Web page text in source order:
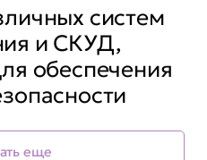
систем
и СКУД,
обеспечения
работы
еще